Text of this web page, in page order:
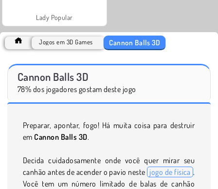
Lady Popular
Jogos em 3D Games Cannon Balls 3D
Cannon Balls 3D
78% dos jogadores gostam deste jogo
Preparar, apontar, fogo! Há muita coisa para destruir
em Cannon Balls 3D.
Decida cuidadosamente onde você quer mirar seu
canhão antes de acender o pavio neste jogo de física .
Você tem um número limitado de balas de canhão